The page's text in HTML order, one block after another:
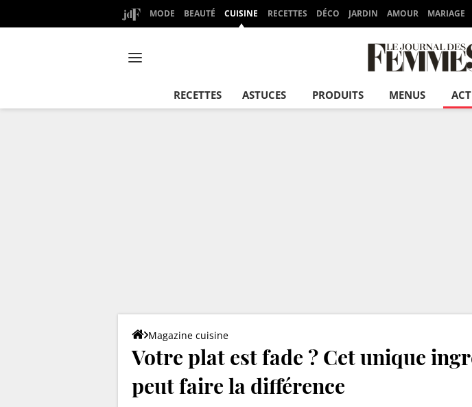
MODE BEAUTÉ CUISINE RECETTES DÉCO JARDIN AMOUR MARIAGE
RECETTES ASTUCES PRODUITS MENUS
Magazine cuisine
Votre plat est fade ? Cet unique
peut faire la différence